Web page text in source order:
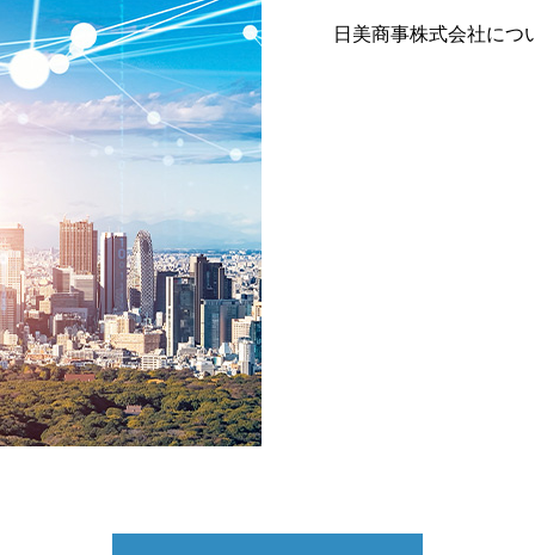
日美商事株式会社につ
社長挨拶のご紹介です
弊社へのアクセス方法